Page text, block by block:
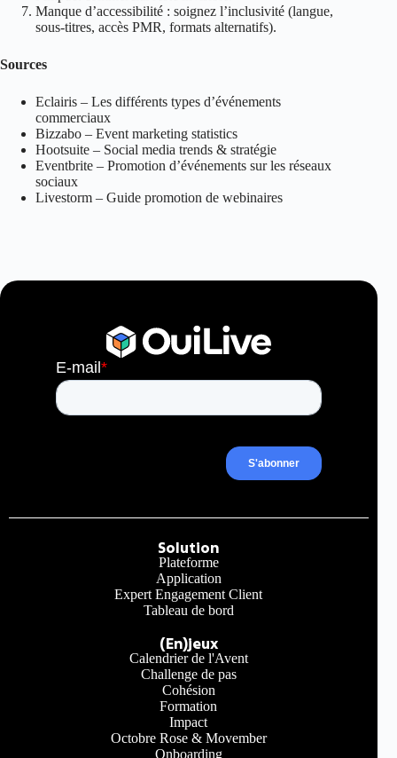
Manque d’accessibilité : soignez l’inclusivité (langue,
sous‑titres, accès PMR, formats alternatifs).
Sources
Eclairis – Les différents types d’événements
commerciaux
Bizzabo – Event marketing statistics
Hootsuite – Social media trends & stratégie
Eventbrite – Promotion d’événements sur les réseaux
sociaux
Livestorm – Guide promotion de webinaires
Solution
Plateforme
Application
Expert Engagement Client
Tableau de bord
(En)jeux
Calendrier de l'Avent
Challenge de pas
Cohésion
Formation
Impact
Octobre Rose & Movember
Onboarding